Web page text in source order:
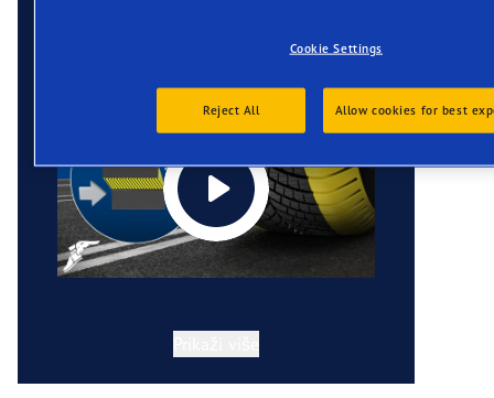
Cookie Settings
Reject All Allow cookies for best